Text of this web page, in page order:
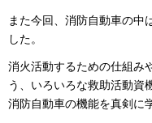
また今回、消防自動車の中
した。
消火活動するための仕組み
う、いろいろな救助活動資
消防自動車の機能を真剣に